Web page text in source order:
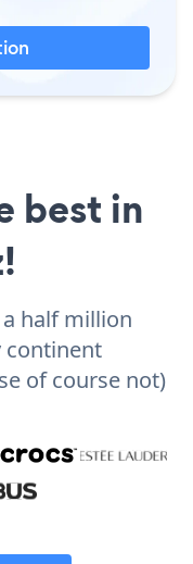
best in
a half million
continent
of course not)